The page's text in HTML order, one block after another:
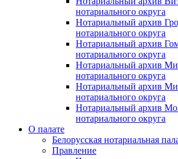
нотариального округа
Нотариальный архив
нотариального округа
Нотариальный архив
нотариального округа
Нотариальный архив
нотариального округа
Нотариальный архив
нотариального округа
Нотариальный архив
нотариального округа
О палате
Белорусская нотариальная
Правление